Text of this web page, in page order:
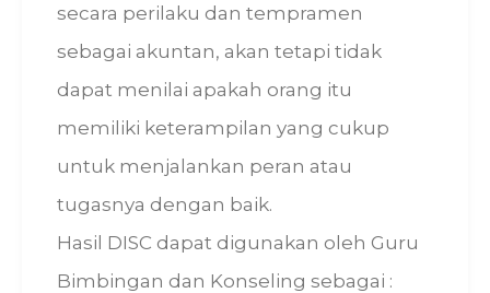
secara perilaku dan tempramen
sebagai akuntan, akan tetapi tidak
dapat menilai apakah orang itu
memiliki keterampilan yang cukup
untuk menjalankan peran atau
tugasnya dengan baik.
Hasil DISC dapat digunakan oleh Guru
Bimbingan dan Konseling sebagai :